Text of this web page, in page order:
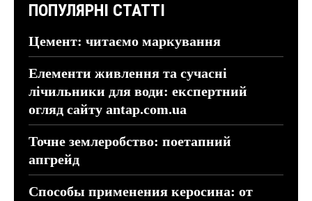
ПОПУЛЯРНІ СТАТТІ
Цемент: читаємо маркування
Елементи живлення та сучасні
лічильники для води: експертний
огляд сайту antap.com.ua
Точне землеробство: поетапний
апгрейд
Способы применения керосина: от